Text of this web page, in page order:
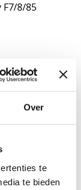
Over
te
te bieden
8/85